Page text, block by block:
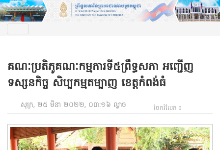
គណៈប្រតិភូគណៈកម្មការទី៥ព្រឹទ្ធសភា អញ្ជើញ
ទស្សនកិច្ច សិប្បកម្មតម្បាញ ខេត្តកំពង់ធំ
សុក្រ, ២៥ មីនា ២០២២, ០៣:១៦ ល្ងាច ចែករំលែក ៖